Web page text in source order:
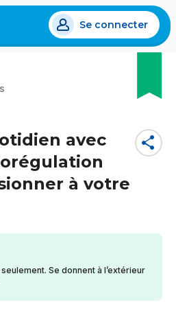
Se connecter
avec
à votre
share
Se donnent à l’extérieur